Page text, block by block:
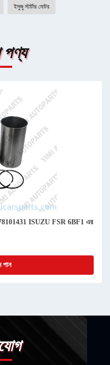
ইসুজু স্টার্টার মোটর
ISUZU FSR 6BF1 এর
পান